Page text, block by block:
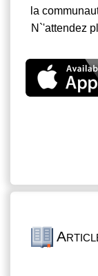
la
N`'attendez